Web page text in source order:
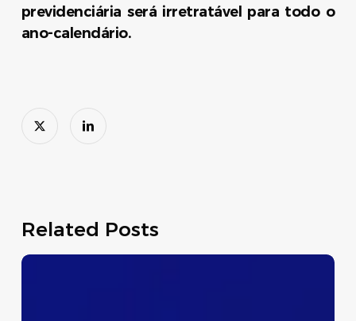
previdenciária será irretratável para todo o
ano-calendário.
Related Posts
Dispensa